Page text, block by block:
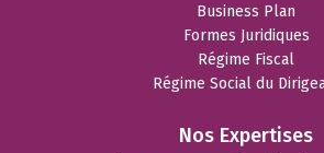
Business Plan
Formes Juridiques
Régime Fiscal
Régime Social du
Nos Expertises